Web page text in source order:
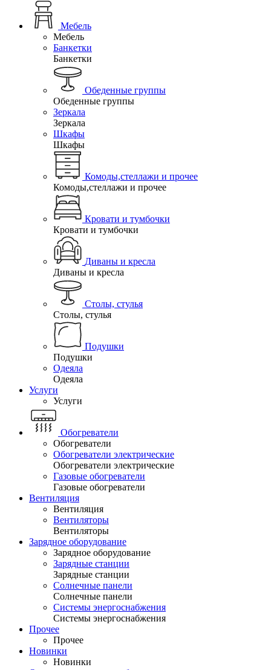
Мебель
Мебель
Банкетки
Банкетки
Обеденные группы
Обеденные группы
Зеркала
Зеркала
Шкафы
Шкафы
Комоды,стеллажи и прочее
Комоды,стеллажи и прочее
Кровати и тумбочки
Кровати и тумбочки
Диваны и кресла
Диваны и кресла
Столы, стулья
Столы, стулья
Подушки
Подушки
Одеяла
Одеяла
Услуги
Услуги
Обогреватели
Обогреватели
Обогреватели электрические
Обогреватели электрические
Газовые обогреватели
Газовые обогреватели
Вентиляция
Вентиляция
Вентиляторы
Вентиляторы
Зарядное оборудование
Зарядное оборудование
Зарядные станции
Зарядные станции
Солнечные панели
Солнечные панели
Системы энергоснабжения
Системы энергоснабжения
Прочее
Прочее
Новинки
Новинки